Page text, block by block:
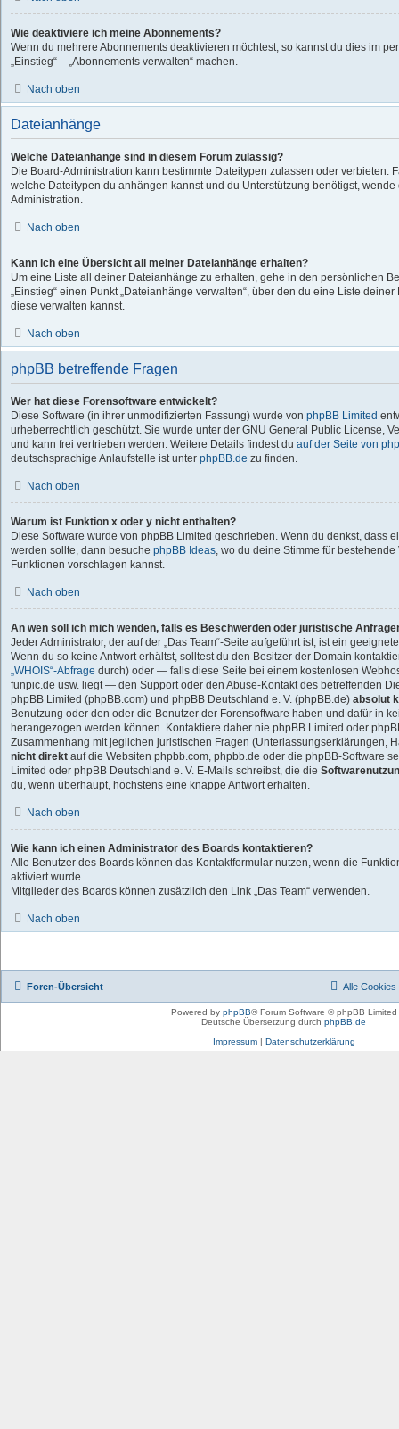
Wie deaktiviere ich meine Abonnements?
Wenn du mehrere Abonnements deaktivieren möchtest, so kannst du dies im
„Einstieg“ – „Abonnements verwalten“ machen.
Nach oben
Dateianhänge
Welche Dateianhänge sind in diesem Forum zulässig?
Die Board-Administration kann bestimmte Dateitypen zulassen oder verbieten.
welche Dateitypen du anhängen kannst und du Unterstützung benötigst,
Administration.
Nach oben
Kann ich eine Übersicht all meiner Dateianhänge erhalten?
Um eine Liste all deiner Dateianhänge zu erhalten, gehe in den persönlichen
„Einstieg“ einen Punkt „Dateianhänge verwalten“, über den du eine Liste
diese verwalten kannst.
Nach oben
phpBB betreffende Fragen
Wer hat diese Forensoftware entwickelt?
Diese Software (in ihrer unmodifizierten Fassung) wurde von phpBB Limited
urheberrechtlich geschützt. Sie wurde unter der GNU General Public License,
und kann frei vertrieben werden. Weitere Details findest du auf der Seite von
deutschsprachige Anlaufstelle ist unter phpBB.de zu finden.
Nach oben
Warum ist Funktion x oder y nicht enthalten?
Diese Software wurde von phpBB Limited geschrieben. Wenn du denkst, dass
werden sollte, dann besuche phpBB Ideas, wo du deine Stimme für
Funktionen vorschlagen kannst.
Nach oben
An wen soll ich mich wenden, falls es Beschwerden oder juristische
Jeder Administrator, der auf der „Das Team“-Seite aufgeführt ist, ist ein
Wenn du so keine Antwort erhältst, solltest du den Besitzer der Domain
„WHOIS“-Abfrage durch) oder — falls diese Seite bei einem kostenlosen
funpic.de usw. liegt — den Support oder den Abuse-Kontakt des betreffenden
phpBB Limited (phpBB.com) und phpBB Deutschland e. V. (phpBB.de) absolut
Benutzung oder den oder die Benutzer der Forensoftware haben und dafür in
herangezogen werden können. Kontaktiere daher nie phpBB Limited oder
Zusammenhang mit jeglichen juristischen Fragen (Unterlassungserklärungen,
nicht direkt auf die Websiten phpbb.com, phpbb.de oder die phpBB-Software
Limited oder phpBB Deutschland e. V. E-Mails schreibst, die die
du, wenn überhaupt, höchstens eine knappe Antwort erhalten.
Nach oben
Wie kann ich einen Administrator des Boards kontaktieren?
Alle Benutzer des Boards können das Kontaktformular nutzen, wenn die
aktiviert wurde.
Mitglieder des Boards können zusätzlich den Link „Das Team“ verwenden.
Nach oben
Foren-Übersicht Alle Cookies
Powered by phpBB® Forum Software © phpBB Limited
Deutsche Übersetzung durch phpBB.de
Impressum| Datenschutzerklärung